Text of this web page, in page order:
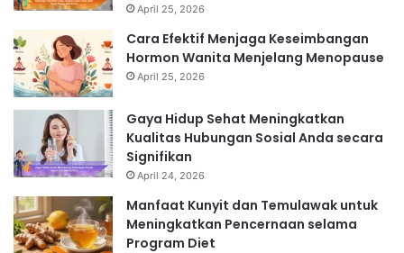
April 25, 2026
Cara Efektif Menjaga Keseimbangan
Hormon Wanita Menjelang Menopause
April 25, 2026
Gaya Hidup Sehat Meningkatkan
Kualitas Hubungan Sosial Anda secara
Signifikan
April 24, 2026
Manfaat Kunyit dan Temulawak untuk
Meningkatkan Pencernaan selama
Program Diet